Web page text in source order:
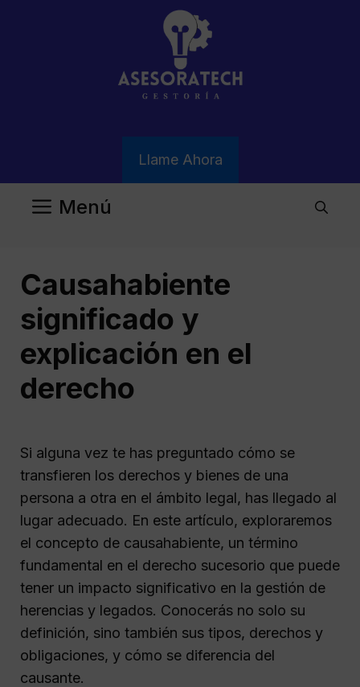
Llame Ahora
Menú
Causahabiente
significado y
explicación en el
derecho
Si alguna vez te has preguntado cómo se
transfieren los derechos y bienes de una
persona a otra en el ámbito legal, has llegado al
lugar adecuado. En este artículo, exploraremos
el concepto de causahabiente, un término
fundamental en el derecho sucesorio que puede
tener un impacto significativo en la gestión de
herencias y legados. Conocerás no solo su
definición, sino también sus tipos, derechos y
obligaciones, y cómo se diferencia del
causante.